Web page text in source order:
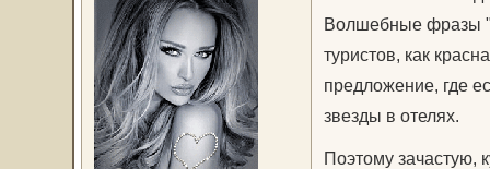
Волшебные фразы
туристов, как
предложение, где
звезды в отелях.
Поэтому зачастую,